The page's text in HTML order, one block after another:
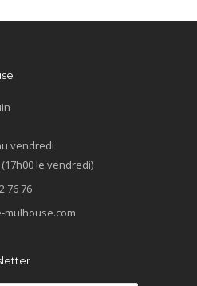
vendredi
le vendredi)
76 76
mulhouse.com